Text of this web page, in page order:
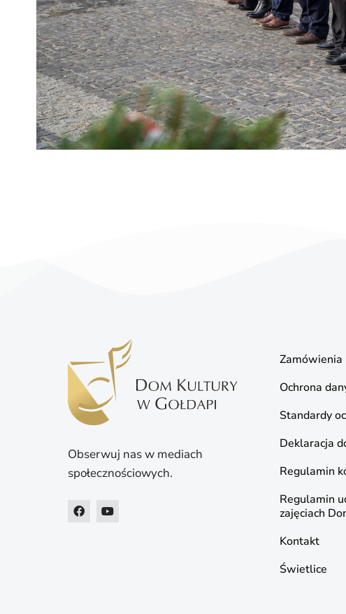
Obserwuj nas w mediach
społecznościowych.
Zamówienia
Ochrona
Standardy
Deklaracja
Regulamin
Regulamin
zajęciach
Kontakt
Świetlice